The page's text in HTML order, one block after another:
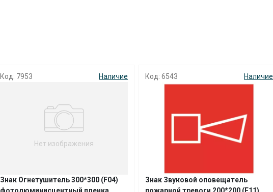
Код: 7953 Наличие
Нет изображения
Знак Огнетушитель 300*300 (F04)
Код: 6543 Наличие
Знак Звуковой оповещатель
Подробнееоб оплате Плайтом
раз в 2
недели Остались вопросы?